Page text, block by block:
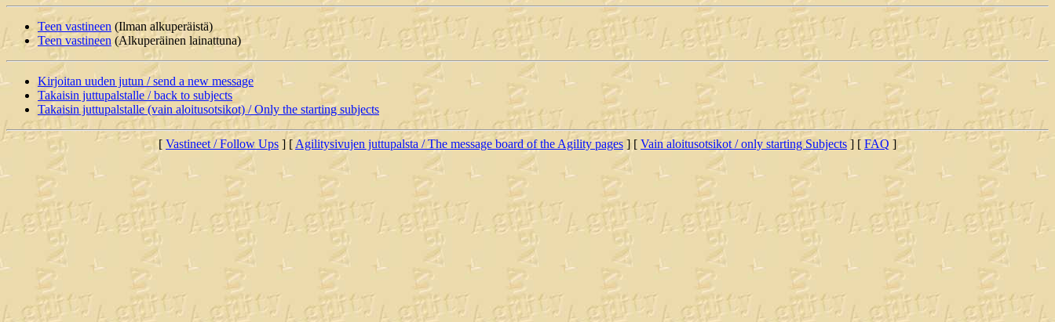
Teen vastineen (Ilman alkuperäistä)
Teen vastineen (Alkuperäinen lainattuna)
Kirjoitan uuden jutun / send a new message
Takaisin juttupalstalle / back to subjects
Takaisin juttupalstalle (vain aloitusotsikot) / Only the starting subjects
[ Vastineet / Follow Ups ] [Agilitysivujen juttupalsta / The message board of the Agility pages ] [ Vain aloitusotsikot / only starting Subjects ] [ FAQ ]